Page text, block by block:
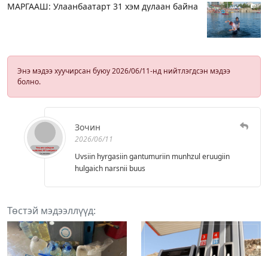
МАРГААШ: Улаанбаатарт 31 хэм дулаан байна
Энэ мэдээ хуучирсан буюу 2026/06/11-нд нийтлэгдсэн мэдээ
болно.
Зочин
2026/06/11
Uvsiin hyrgasiin gantumuriin munhzul eruugiin
hulgaich narsnii buus
Төстэй мэдээллүүд: